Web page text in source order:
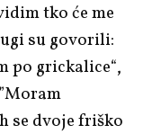
tko će me
su govorili:
po grickalice“,
se dvoje friško